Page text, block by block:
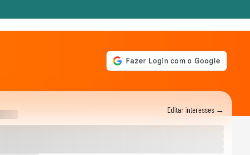
Editar interesses →